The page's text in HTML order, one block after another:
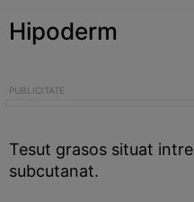
Hipoderm
Tesut grasos situat intre
subcutanat.